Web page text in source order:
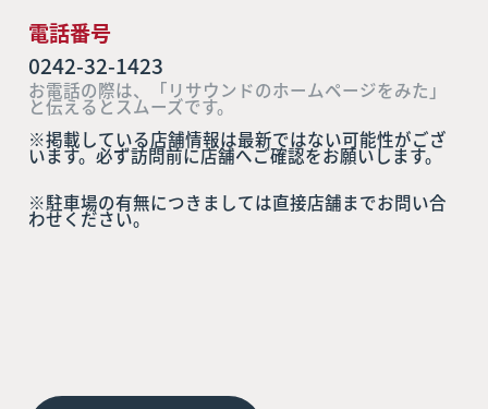
電話番号
0242-32-1423
お電話の際は、「リサウンドのホームページをみた」
と伝えるとスムーズです。
※掲載している店舗情報は最新ではない可能性がござ
います。必ず訪問前に店舗へご確認をお願いします。
※駐車場の有無につきましては直接店舗までお問い合
わせください。